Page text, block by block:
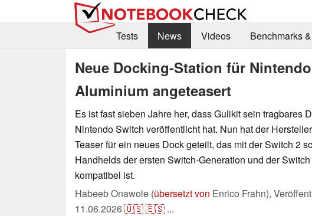
Tests
News Videos Benchmarks
Neue Docking-Station für
Aluminium angeteasert
Es ist fast sieben Jahre her, dass Gulikit sein tragbares
Nintendo Switch veröffentlicht hat. Nun hat der
Teaser für ein neues Dock geteilt, das mit der Switch 2
Handhelds der ersten Switch-Generation und der
kompatibel ist.
Habeeb Onawole (übersetzt von Enrico Frahn),
11.06.2026🇺🇸🇪🇸 ...